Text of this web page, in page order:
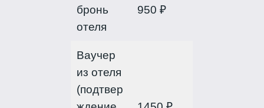
бронь
отеля
950 ₽
Ваучер
из отеля
(подтвер